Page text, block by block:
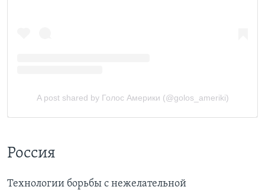
Россия
Технологии борьбы с нежелательной